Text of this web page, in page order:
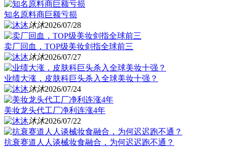
知名原料商巨额亏损
沐沐2026/07/28
卖厂回血，TOP级美妆剑指全球前三
沐沐2026/07/27
业绩大涨，皮肤科巨头杀入全球美妆十强？
沐沐2026/07/24
美妆龙头代工厂净利连涨4年
沐沐2026/07/22
抗衰赛道人人谈械妆食融合，为何迟迟跑不通？